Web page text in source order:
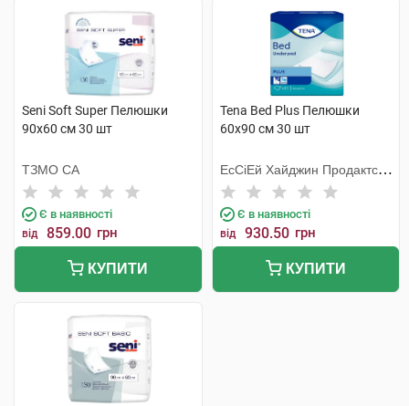
Seni Soft Super Пелюшки
90х60 см 30 шт
ТЗМО СА
Є в наявності
від 859.00 грн
КУПИТИ
Tena Bed Plus Пелюшки
60х90 см 30 шт
ЕсСіЕй Хайджин Продактс
Хугезанд
Є в наявності
від 930.50 грн
КУПИТИ